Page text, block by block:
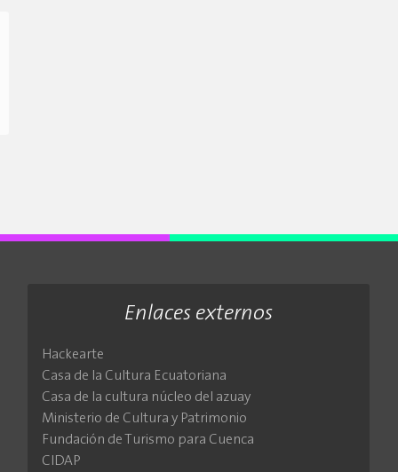
Enlaces externos
Hackearte
Casa de la Cultura Ecuatoriana
Casa de la cultura núcleo del azuay
Ministerio de Cultura y Patrimonio
Fundación de Turismo para Cuenca
CIDAP